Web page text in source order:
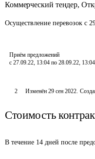
Коммерческий тендер,
Осуществление перевозок с
Приём предложений
с 27.09.22, 13:04 по 28.09.22, 13:04
2 Изменён 29 сен 2022.
Стоимость
В течение 14 дней после